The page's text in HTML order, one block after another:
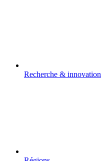
Recherche & innovation